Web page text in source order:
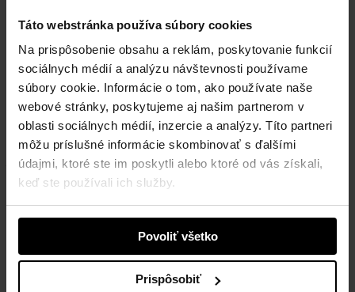
Táto webstránka používa súbory cookies
Na prispôsobenie obsahu a reklám, poskytovanie funkcií
sociálnych médií a analýzu návštevnosti používame
súbory cookie. Informácie o tom, ako používate naše
webové stránky, poskytujeme aj našim partnerom v
oblasti sociálnych médií, inzercie a analýzy. Títo partneri
môžu príslušné informácie skombinovať s ďalšími
údajmi, ktoré ste im poskytli alebo ktoré od vás získali,
keď ste používali ich služby.
Povoliť všetko
Prispôsobiť
13. júla 2022
RFP – Gastrotechnológie Crystal bar Jasná
13. júla 2022
13. júla 2022
Categories
Tags
0